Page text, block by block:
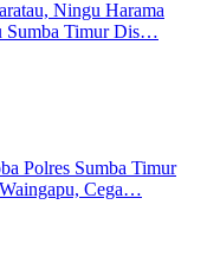
Ningu Harama
Sumba Timur Dis…
Polres Sumba Timur
Cega…